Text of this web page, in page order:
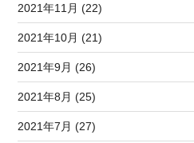
2021年11月 (22)
2021年10月 (21)
2021年9月 (26)
2021年8月 (25)
2021年7月 (27)